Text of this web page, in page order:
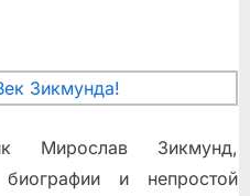
Мирослав Зикмунд,
биографии и непростой